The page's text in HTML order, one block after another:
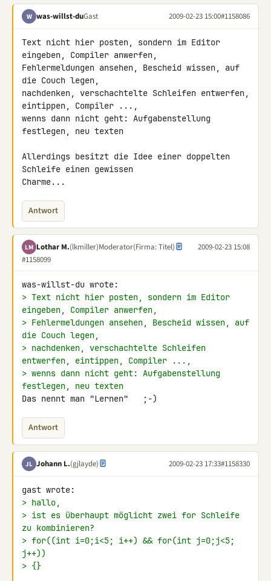
W was-willst-duGast 2009-02-23 15:00#1158086
Text nicht hier posten, sondern im Editor
eingeben, Compiler anwerfen,
Fehlermeldungen ansehen, Bescheid wissen, auf
die Couch legen,
nachdenken, verschachtelte Schleifen entwerfen,
eintippen, Compiler ...,
wenns dann nicht geht: Aufgabenstellung
festlegen, neu texten
Allerdings besitzt die Idee einer doppelten
Schleife einen gewissen
Charme...
Antwort
LM Lothar M.(lkmiller)Moderator(Firma: Titel)
2009-02-23 15:08
#1158099
> Text nicht hier posten, sondern im Editor
eingeben, Compiler anwerfen,
> Fehlermeldungen ansehen, Bescheid wissen, auf
die Couch legen,
> nachdenken, verschachtelte Schleifen
entwerfen, eintippen, Compiler ...,
> wenns dann nicht geht: Aufgabenstellung
festlegen, neu texten
Das nennt man "Lernen"   ;-)
Antwort
JL Johann L.(gjlayde) 2009-02-23 17:33#1158330
> hallo,
> ist es überhaupt möglicht zwei for Schleife
zu kombinieren?
> for((int i=0;i<5; i++) && for(int j=0;j<5;
j++))
> {}